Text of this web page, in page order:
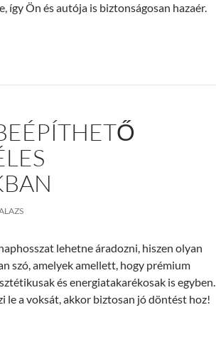
így Ön és autója is biztonságosan hazaér.
szolgáltatás
lehetne áradozni, hiszen olyan
szó, amelyek amellett, hogy prémium
és energiatakarékosak is egyben.
le a voksát, akkor biztosan jó döntést hoz!
választékban